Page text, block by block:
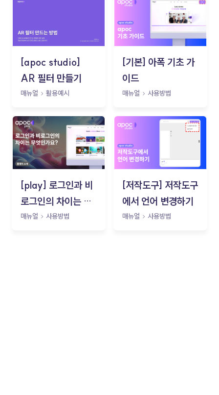
[apoc studio]
AR 필터 만들기
매뉴얼 활용예시
[기본] 아폭 기초 가
이드
매뉴얼 사용방법
[play] 로그인과 비
로그인의 차이는 무
엇인가요?
매뉴얼 사용방법
[저작도구] 저작도구
에서 언어 변경하기
매뉴얼 사용방법